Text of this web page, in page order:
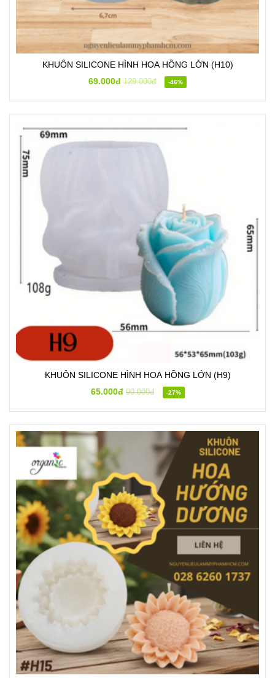
KHUÔN SILICONE HÌNH HOA HỒNG LỚN (H10)
69.000đ 129.000đ -46%
KHUÔN SILICONE HÌNH HOA HỒNG LỚN (H9)
65.000đ 90.000đ -27%